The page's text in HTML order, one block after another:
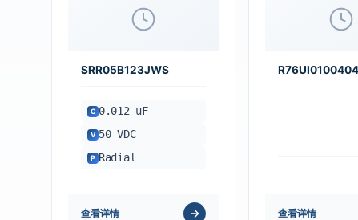
SRR05B123JWS
C 0.012 uF
V 50 VDC
P Radial
查看详情 查看详情